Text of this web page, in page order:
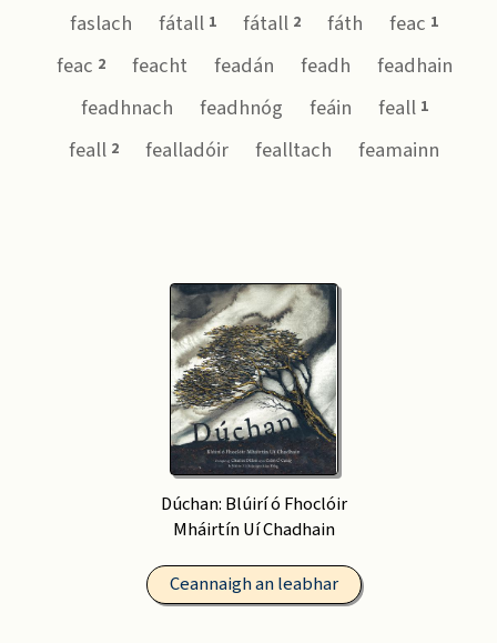
faslach
fátall 1 fátall 2 fáth feac 1
feac 2 feacht feadán feadh
feadhain
feadhnach
feadhnóg feáin feall 1
feall 2 fealladóir fealltach feamainn
Dúchan: Blúirí ó Fhoclóir
Mháirtín Uí Chadhain
Ceannaigh an leabhar